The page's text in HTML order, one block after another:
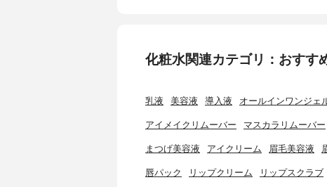
化粧水関連カテゴリ：おすす
乳液 美容液 導入液 オールインワンジェ
アイメイクリムーバー マスカラリムーバー
まつげ美容液 アイクリーム 眉毛美容液
唇パック リップクリーム リップスクラブ